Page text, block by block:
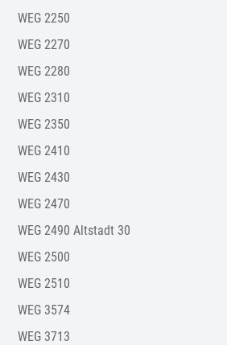
WEG 2250
WEG 2270
WEG 2280
WEG 2310
WEG 2350
WEG 2410
WEG 2430
WEG 2470
WEG 2490 Altstadt 30
WEG 2500
WEG 2510
WEG 3574
WEG 3713